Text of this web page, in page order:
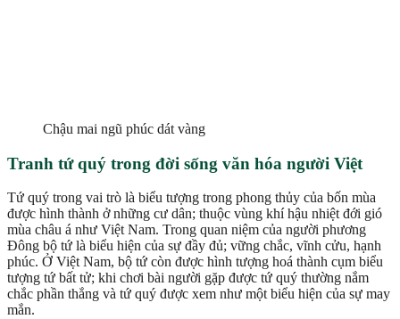
Chậu mai ngũ phúc dát vàng
Tranh tứ quý trong đời sống văn hóa người Việt
Tứ quý trong vai trò là biểu tượng trong phong thủy của bốn mùa
được hình thành ở những cư dân; thuộc vùng khí hậu nhiệt đới gió
mùa châu á như Việt Nam. Trong quan niệm của người phương
Đông bộ tứ là biểu hiện của sự đầy đủ; vững chắc, vĩnh cửu, hạnh
phúc. Ở Việt Nam, bộ tứ còn được hình tượng hoá thành cụm biểu
tượng tứ bất tử; khi chơi bài người gặp được tứ quý thường nắm
chắc phần thắng và tứ quý được xem như một biểu hiện của sự may
mắn.